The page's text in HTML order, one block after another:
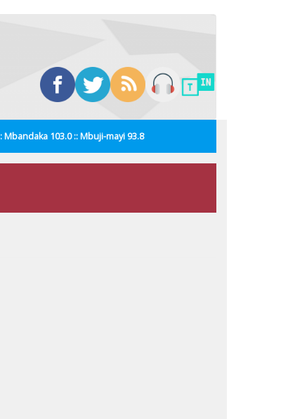
Mbandaka 103.0 :: Mbuji-mayi 93.8